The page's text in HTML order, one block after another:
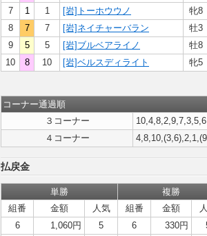
7
1 1 [岩]トーホウウノ
牝8
8
7 7 [岩]ネイチャーバラン
牡3
9
5 5 [岩]ブルベアライノ
牡8
10
8 10 [岩]ベルスディライト 牝5
コーナー通過順
３コーナー
４コーナー
払戻金
単勝
複勝
組番
金額 人気 組番 金額
6
1,060円 5 6 330円